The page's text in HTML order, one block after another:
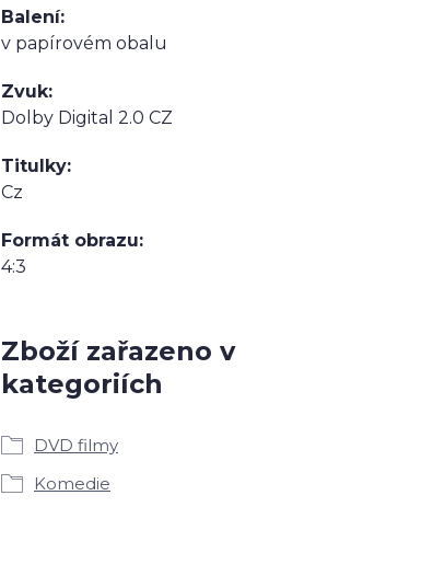
Balení
v papírovém obalu
Zvuk
Dolby Digital 2.0 CZ
Titulky
Cz
Formát obrazu
4:3
Zboží zařazeno v
kategoriích
DVD filmy
Komedie